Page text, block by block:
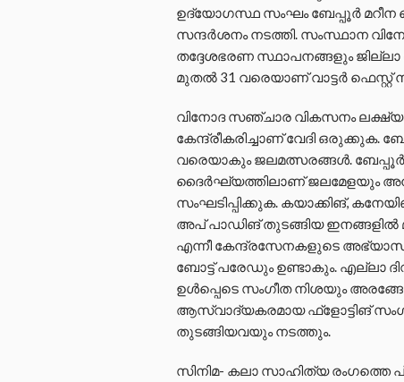
ഉദ്യോഗസ്ഥ സംഘം ബേപ്പൂര്‍ മറീന
സന്ദര്‍ശനം നടത്തി. സംസ്ഥാന
തദ്ദേശഭരണ സ്ഥാപനങ്ങളും
മുതല്‍ 31 വരെയാണ് വാട്ടര്‍ ഫെസ്റ്റ്
വിനോദ സഞ്ചാര വികസനം
കേന്ദ്രീകരിച്ചാണ് വേദി ഒരുക്കുക.
വരെയാകും ജലമത്സരങ്ങള്‍. ബേപ്പൂര്‍
ദൈര്‍ഘ്യത്തിലാണ് ജലമേളയും
സംഘടിപ്പിക്കുക. കയാക്കിങ്,
അപ് പാഡിങ് തുടങ്ങിയ ഇനങ്ങളില്‍
എന്നീ കേന്ദ്രസേനകളുടെ
ബോട്ട് പരേഡും ഉണ്ടാകും. എല്ലാ
ഉള്‍പ്പെടെ സംഗീത നിശയും
ആസ്വാദ്യകരമായ ഫ്‌ളോട്ടിങ്
തുടങ്ങിയവയും നടത്തും.
സിനിമ- കലാ സാഹിത്യ രംഗത്തെ